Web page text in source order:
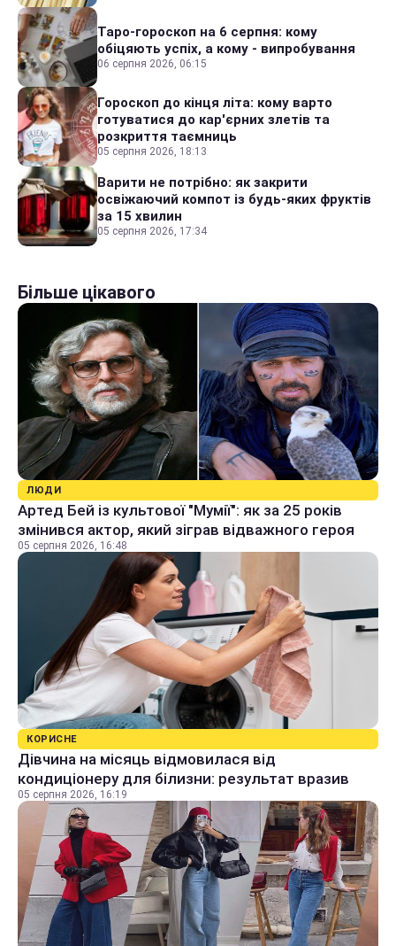
Таро-гороскоп на 6 серпня: кому
обіцяють успіх, а кому - випробування
06 серпня 2026, 06:15
Гороскоп до кінця літа: кому варто
готуватися до кар'єрних злетів та
розкриття таємниць
05 серпня 2026, 18:13
Варити не потрібно: як закрити
освіжаючий компот із будь-яких фруктів
за 15 хвилин
05 серпня 2026, 17:34
Більше цікавого
ЛЮДИ
Артед Бей із культової "Мумії": як за 25 років
змінився актор, який зіграв відважного героя
05 серпня 2026, 16:48
КОРИСНЕ
Дівчина на місяць відмовилася від
кондиціонеру для білизни: результат вразив
05 серпня 2026, 16:19